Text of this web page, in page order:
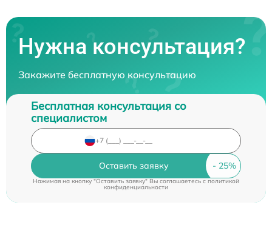
Нужна консультация?
Закажите бесплатную консультацию
Бесплатная консультация со
специалистом
Оставить заявку
Нажимая на кнопку "Оставить заявку" Вы соглашаетесь cполитикой
конфиденциальности